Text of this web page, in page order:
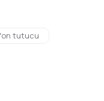
tutucu